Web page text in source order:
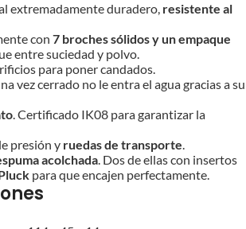
extremadamente duradero, resistente al
con 7 broches sólidos y un empaque
entre suciedad y polvo.
para poner candados.
vez cerrado no le entra el agua gracias a su
. Certificado IK08 para garantizar la
presión y ruedas de transporte.
acolchada. Dos de ellas con insertos
para que encajen perfectamente.